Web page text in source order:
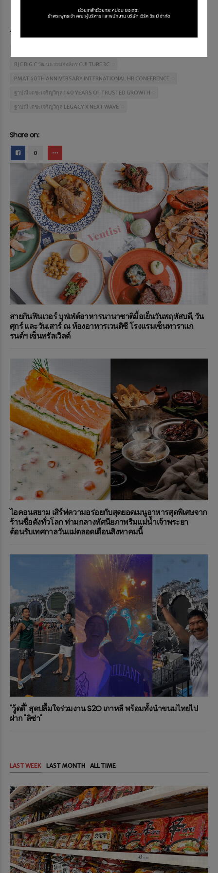
Tagged in:
BJC BIG C วัฒนธรรมองค์กร CULTURE 3C
PMAT 60TH ANNIVERSARY INTERNATIONAL HR CONFERENCE
ฐาปณี เตชะเจริญวิกุล 140 YEARS OF TRUSTED GROWTH
ฐาปณี เตชะเจริญวิกุล LEGACY X NEXT WAVE
Share on:
0
สายกินฟินเวอร์ บุฟเฟ่ต์อาหารนานาชาติมื้อเย็นวันพฤหัสบดี, วัน
ศุกร์ และวันเสาร์ ณ ห้องอาหารเวนติซี โรงแรมเซ็นทาราแก
รนด์ฯ เซ็นทรัลเวิลด์
ไอคอนสยาม เสิร์ฟความอร่อยกับสุดยอดเมนูอาหารสุดพิเศษจาก
ร้านชื่อดังทั่วโลก ท่ามกลางทัศนียภาพริมแม่น้ำเจ้าพระยา
ต้อนรับเทศกาลวันแม่ตลอดเดือนสิงหาคมนี้
"วู้ดดี้" สุดปลื้มใจร่วมงาน S2O เกาหลี พร้อมทั้งนำขนมไทยไป
ฝาก "ลิซ่า"
LAST WEEK LAST MONTH ALL TIME